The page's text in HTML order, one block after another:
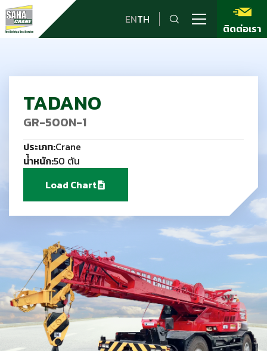
ENTH
ติดต่อเรา
TADANO
GR-500N-1
ประเภท:Crane
น้ำหนัก:50 ตัน
Load Chart